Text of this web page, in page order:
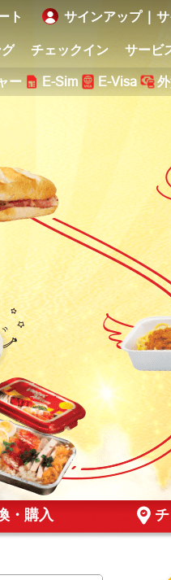
ト サインアップ |
チェックイン サービ
ー E-Sim E-Visa
・購入